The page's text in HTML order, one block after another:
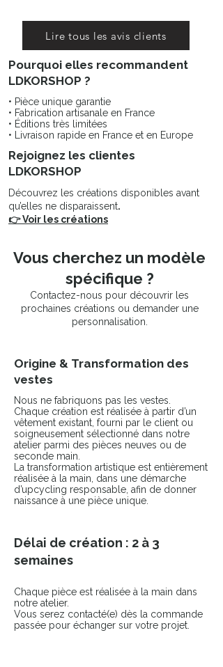
Lire tous les avis clients
Pourquoi elles recommandent
LDKORSHOP ?
• Pièce unique garantie
• Fabrication artisanale en France
• Éditions très limitées
• Livraison rapide en France et en Europe
Rejoignez les clientes
LDKORSHOP
Découvrez les créations disponibles avant
qu’elles ne disparaissent.
👉 Voir les créations
Vous cherchez un modèle
spécifique ?
Contactez-nous pour découvrir les
prochaines créations ou demander une
personnalisation.
Origine & Transformation des
vestes
Nous ne fabriquons pas les vestes.
Chaque création est réalisée à partir d’un
vêtement existant, fourni par le client ou
soigneusement sélectionné dans notre
atelier parmi des pièces neuves ou de
seconde main.
La transformation artistique est entièrement
réalisée à la main, dans une démarche
d’upcycling responsable, afin de donner
naissance à une pièce unique.
Délai de création : 2 à 3
semaines
Chaque pièce est réalisée à la main dans
notre atelier.
Vous serez contacté(e) dès la commande
passée pour échanger sur votre projet.